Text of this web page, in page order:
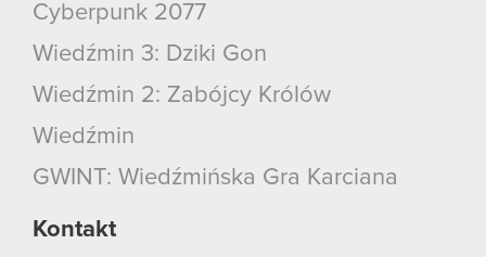
Cyberpunk 2077
Wiedźmin 3: Dziki Gon
Wiedźmin 2: Zabójcy Królów
Wiedźmin
GWINT: Wiedźmińska Gra Karciana
Kontakt